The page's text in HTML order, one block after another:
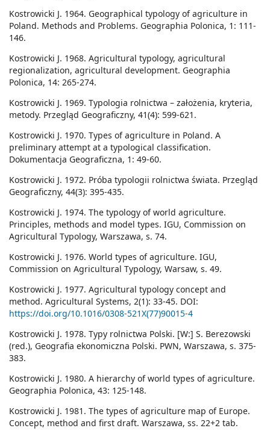
Kostrowicki J. 1964. Geographical typology of agriculture in
Poland. Methods and Problems. Geographia Polonica, 1: 111-
146.
Kostrowicki J. 1968. Agricultural typology, agricultural
regionalization, agricultural development. Geographia
Polonica, 14: 265-274.
Kostrowicki J. 1969. Typologia rolnictwa – założenia, kryteria,
metody. Przegląd Geograficzny, 41(4): 599-621.
Kostrowicki J. 1970. Types of agriculture in Poland. A
preliminary attempt at a typological classification.
Dokumentacja Geograficzna, 1: 49-60.
Kostrowicki J. 1972. Próba typologii rolnictwa świata. Przegląd
Geograficzny, 44(3): 395-435.
Kostrowicki J. 1974. The typology of world agriculture.
Principles, methods and model types. IGU, Commission on
Agricultural Typology, Warszawa, s. 74.
Kostrowicki J. 1976. World types of agriculture. IGU,
Commission on Agricultural Typology, Warsaw, s. 49.
Kostrowicki J. 1977. Agricultural typology concept and
method. Agricultural Systems, 2(1): 33-45. DOI:
https://doi.org/10.1016/0308-521X(77)90015-4
Kostrowicki J. 1978. Typy rolnictwa Polski. [W:] S. Berezowski
(red.), Geografia ekonomiczna Polski. PWN, Warszawa, s. 375-
383.
Kostrowicki J. 1980. A hierarchy of world types of agriculture.
Geographia Polonica, 43: 125-148.
Kostrowicki J. 1981. The types of agriculture map of Europe.
Concept, method and first draft. Warszawa, ss. 22+2 tab.